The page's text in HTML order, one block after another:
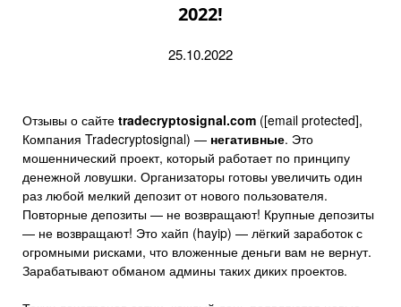
2022!
25.10.2022
Отзывы о сайте tradecryptosignal.com ([email protected],
Компания Tradecryptosignal) — негативные. Это
мошеннический проект, который работает по принципу
денежной ловушки. Организаторы готовы увеличить один
раз любой мелкий депозит от нового пользователя.
Повторные депозиты — не возвращают! Крупные депозиты
— не возвращают! Это хайп (hayip) — лёгкий заработок с
огромными рисками, что вложенные деньги вам не вернут.
Зарабатывают обманом админы таких диких проектов.